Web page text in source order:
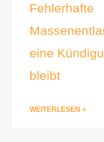
Fehlerhafte
eine
bleibt
WEITERLESEN »